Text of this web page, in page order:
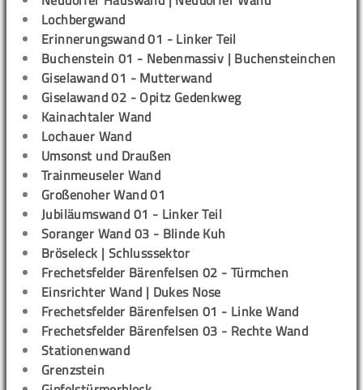
Lochbergwand
Erinnerungswand 01 - Linker Teil
Buchenstein 01 - Nebenmassiv | Buchensteinchen
Giselawand 01 - Mutterwand
Giselawand 02 - Opitz Gedenkweg
Kainachtaler Wand
Lochauer Wand
Umsonst und Draußen
Trainmeuseler Wand
Großenoher Wand 01
Jubiläumswand 01 - Linker Teil
Soranger Wand 03 - Blinde Kuh
Bröseleck | Schlusssektor
Frechetsfelder Bärenfelsen 02 - Türmchen
Einsrichter Wand | Dukes Nose
Frechetsfelder Bärenfelsen 01 - Linke Wand
Frechetsfelder Bärenfelsen 03 - Rechte Wand
Stationenwand
Grenzstein